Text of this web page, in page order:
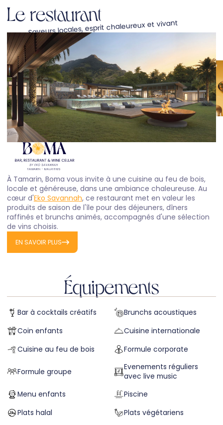
Le restaurant
Saveurs locales, esprit chaleureux et vivant
À Tamarin, Boma vous invite à une cuisine au feu de bois,
locale et généreuse, dans une ambiance chaleureuse. Au
cœur d'Eko Savannah, ce restaurant met en valeur les
produits de saison de l'île pour des déjeuners, dîners
raffinés et brunchs animés, accompagnés d'une sélection
de vins choisis.
EN SAVOIR PLUS
Équipements
Bar à cocktails créatifs
Brunchs acoustiques
Coin enfants
Cuisine internationale
Cuisine au feu de bois
Formule corporate
Formule groupe
Evenements réguliers
avec live music
Menu enfants
Piscine
Plats halal
Plats végétariens